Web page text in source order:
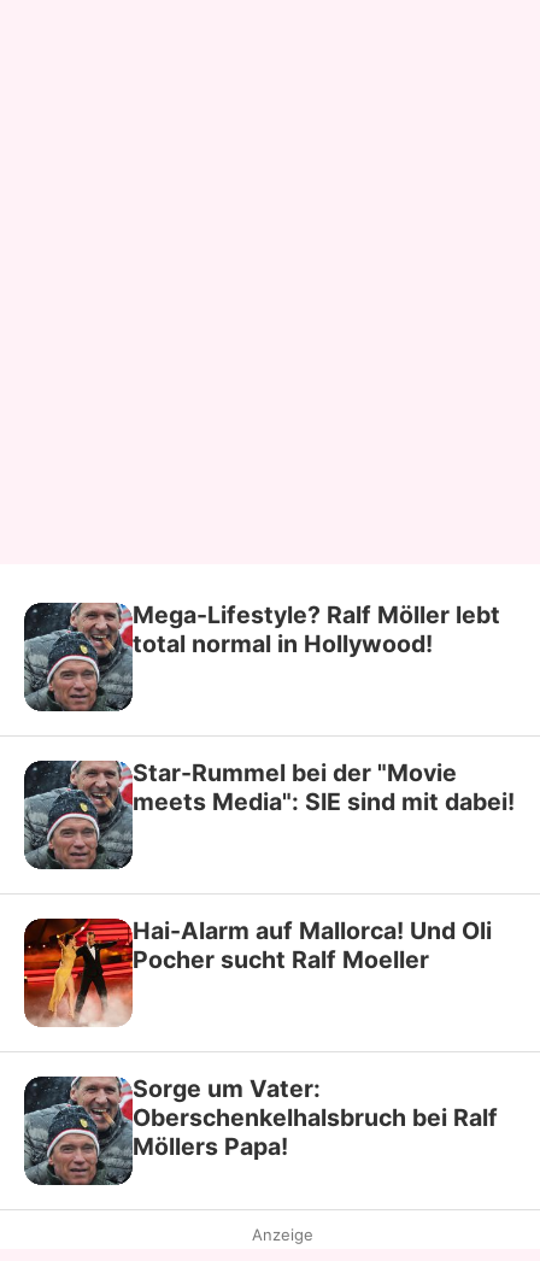
Mega-Lifestyle? Ralf Möller lebt
total normal in Hollywood!
Star-Rummel bei der "Movie
meets Media": SIE sind mit dabei!
Hai-Alarm auf Mallorca! Und Oli
Pocher sucht Ralf Moeller
Sorge um Vater:
Oberschenkelhalsbruch bei Ralf
Möllers Papa!
Anzeige